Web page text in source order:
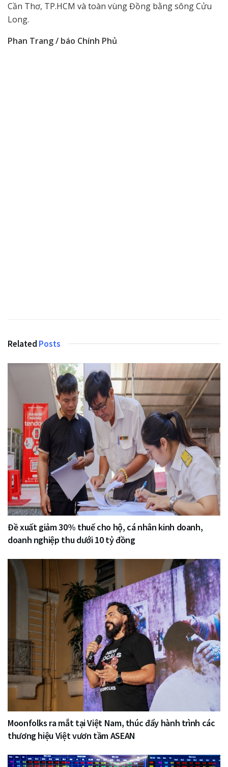
Cần Thơ, TP.HCM và toàn vùng Đồng bằng sông Cửu
Long.
Phan Trang / báo Chính Phủ
Related Posts
Đề xuất giảm 30% thuế cho hộ, cá nhân kinh doanh,
doanh nghiệp thu dưới 10 tỷ đồng
Moonfolks ra mắt tại Việt Nam, thúc đẩy hành trình các
thương hiệu Việt vươn tầm ASEAN